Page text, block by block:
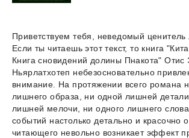
Приветствуем тебя, неведомый ценитель
Если ты читаешь этот текст, то книга
Книга сновидений долины Пнакота" Отис
Ньярлатхотеп небезосновательно
внимание. На протяжении всего романа
лишнего образа, ни одной лишней
лишней мелочи, ни одного лишнего
событий настолько детально и красочно
читающего невольно возникает эффект